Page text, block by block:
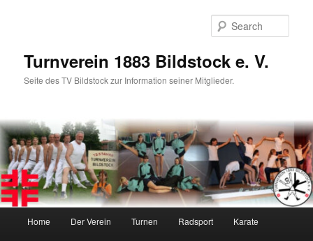
Turnverein 1883 Bildstock e. V.
Seite des TV Bildstock zur Information seiner Mitglieder.
Home Der Verein Turnen Radsport Karate